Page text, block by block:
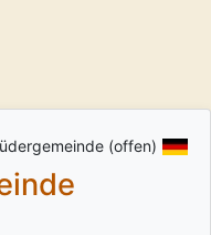
(offen)